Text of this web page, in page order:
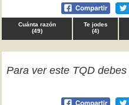
Cuánta razón
(49)
Te jodes
(4)
Para ver este TQD debes